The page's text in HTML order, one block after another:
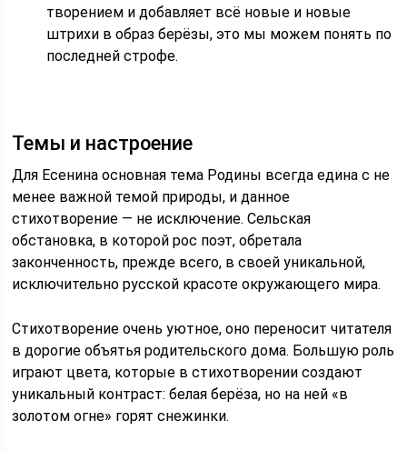
творением и добавляет всё новые и новые
штрихи в образ берёзы, это мы можем понять по
последней строфе.
Темы и настроение
Для Есенина основная тема Родины всегда едина с не
менее важной темой природы, и данное
стихотворение — не исключение. Сельская
обстановка, в которой рос поэт, обретала
законченность, прежде всего, в своей уникальной,
исключительно русской красоте окружающего мира.
Стихотворение очень уютное, оно переносит читателя
в дорогие объятья родительского дома. Большую роль
играют цвета, которые в стихотворении создают
уникальный контраст: белая берёза, но на ней «в
золотом огне» горят снежинки.